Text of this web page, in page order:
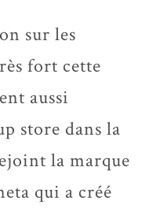
sur les
fort cette
aussi
store dans la
la marque
qui a créé